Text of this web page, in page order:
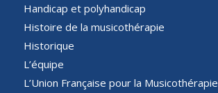
Handicap et polyhandicap
Histoire de la musicothérapie
Historique
L’équipe
L’Union Française pour la Musicothérapie